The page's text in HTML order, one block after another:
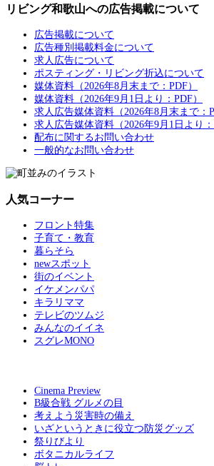
リビング和歌山への広告掲載について
広告掲載について
広告種別掲載料金について
求人広告について
ポスティング・リビング折込について
媒体資料（2026年8月末まで：PDF）
媒体資料（2026年9月1日より：PDF）
求人広告媒体資料（2026年8月末まで：
求人広告媒体資料（2026年9月1日より：
配布に関するお問い合わせ
一般的なお問い合わせ
人気コーナー
フロント特集
子育て・教育
暮らそら
newスポット
街のイベント
イケメンパパ
キラリママ
テレビのツムジ
みんなのイイネ
スグレMONO
Cinema Preview
B級合戦 グルメの目
考えよう災害時の備え
いざというときに役立つ防災グッズ
祭りびより
ボタニカルライフ